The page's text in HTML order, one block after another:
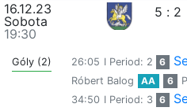
16.12.23
Sobota
19:30
5 : 2
Góly (2) 26:05 I Period: 2 6
Róbert Balog
AA 6
34:50 I Period: 3 6